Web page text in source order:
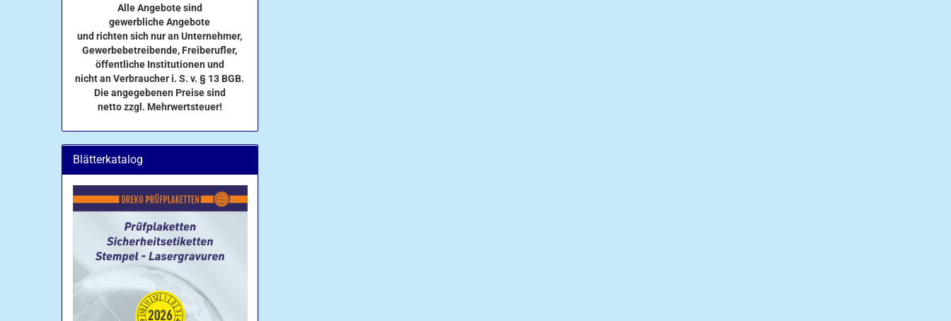
Alle Angebote sind
gewerbliche Angebote
und richten sich nur an Unternehmer,
Gewerbebetreibende, Freiberufler,
öffentliche Institutionen und
nicht an Verbraucher i. S. v. § 13 BGB.
Die angegebenen Preise sind
netto zzgl. Mehrwertsteuer!
Blätterkatalog